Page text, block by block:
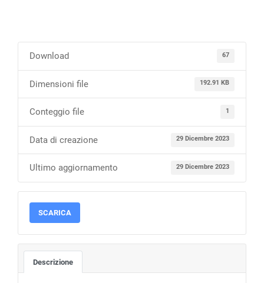
Download 67
Dimensioni file 192.91 KB
Conteggio file 1
Data di creazione 29 Dicembre 2023
Ultimo aggiornamento 29 Dicembre 2023
SCARICA
Descrizione